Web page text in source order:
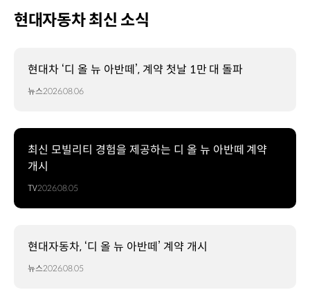
현대자동차 최신 소식
현대차 ‘디 올 뉴 아반떼’, 계약 첫날 1만 대 돌파
뉴스2026.08.06
최신 모빌리티 경험을 제공하는 디 올 뉴 아반떼 계약
개시
TV2026.08.05
현대자동차, ‘디 올 뉴 아반떼’ 계약 개시
뉴스2026.08.05